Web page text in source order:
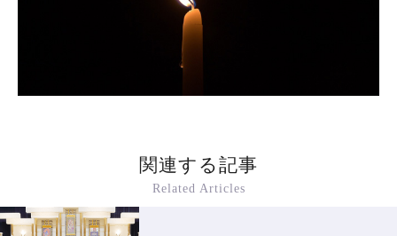
関連する記事
Related Articles